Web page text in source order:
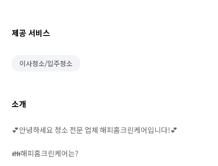
제공 서비스
이사청소/입주청소
소개
💕안녕하세요 청소 전문 업체 해피홈크린케어입니다!💕
👪해피홈크린케어는?